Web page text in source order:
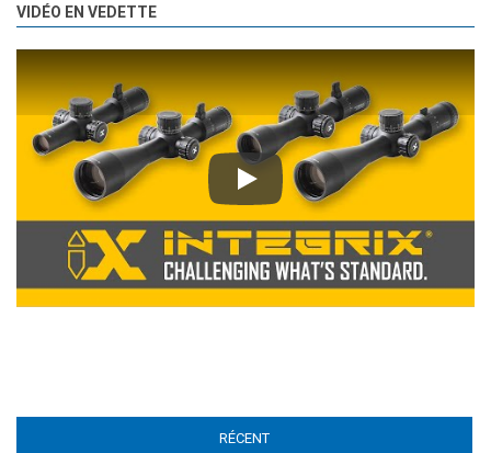
VIDÉO EN VEDETTE
Play
RÉCENT